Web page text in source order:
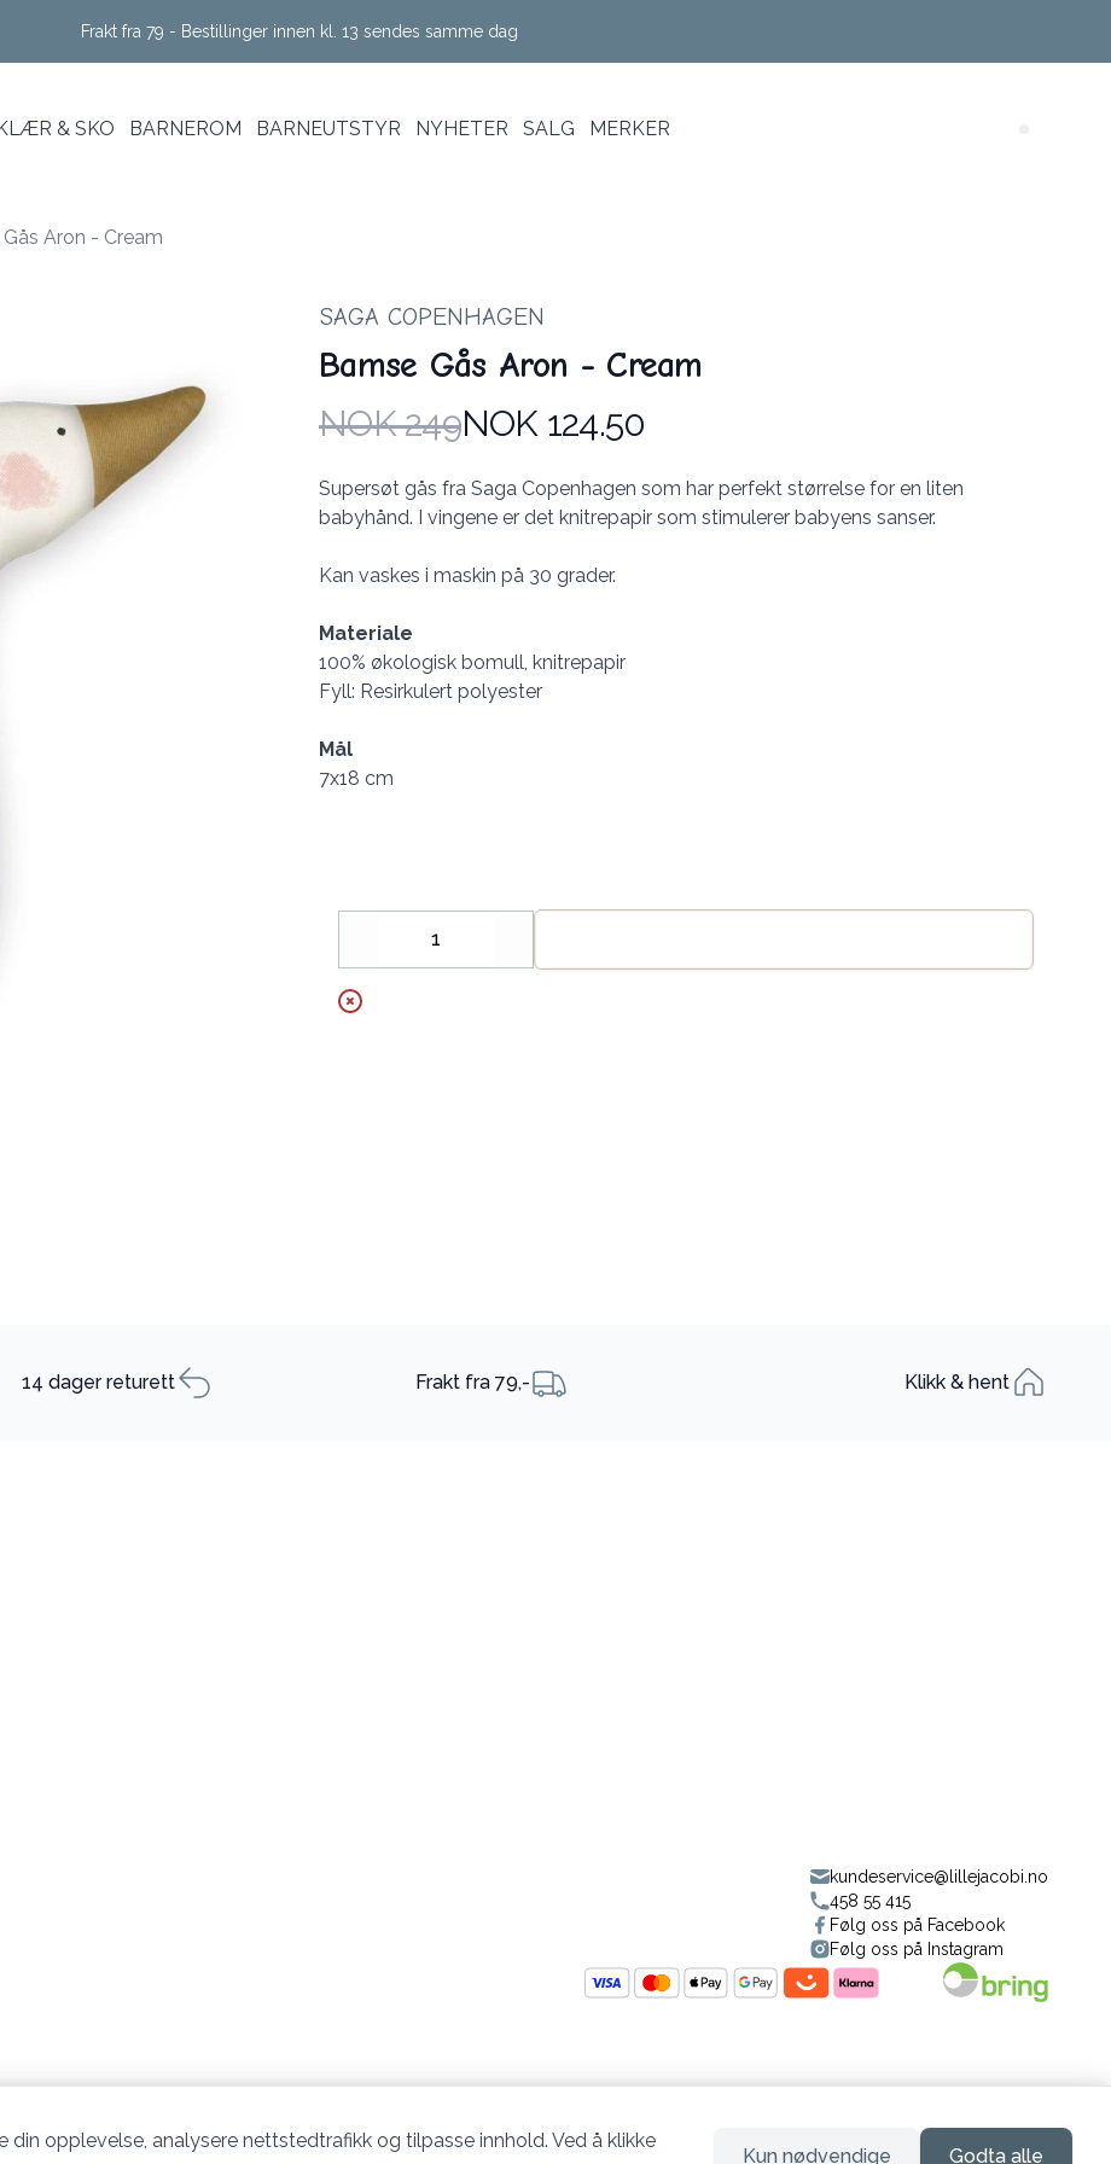
Frakt fra 79 - Bestillinger innen kl. 13 sendes samme dag
& SKO BARNEROM BARNEUTSTYR NYHETER SALG MERKER
Aron - Cream
SAGA COPENHAGEN
Bamse Gås Aron - Cream
Produktdetaljer
NOK 249NOK 124.50
Description
Supersøt gås fra Saga Copenhagen som har perfekt størrelse for en liten
babyhånd. I vingene er det knitrepapir som stimulerer babyens sanser.
Kan vaskes i maskin på 30 grader.
Materiale
100% økologisk bomull, knitrepapir
Fyll: Resirkulert polyester
Mål
7x18 cm
Decrease
14 dager returett Frakt fra 79,- Klikk & hent
kundeservice@lillejacobi.no
458 55 415
Følg oss på Facebook
Følg oss på Instagram
opplevelse, analysere nettstedtrafikk og tilpasse innhold. Ved å klikke
Kun nødvendige Godta alle